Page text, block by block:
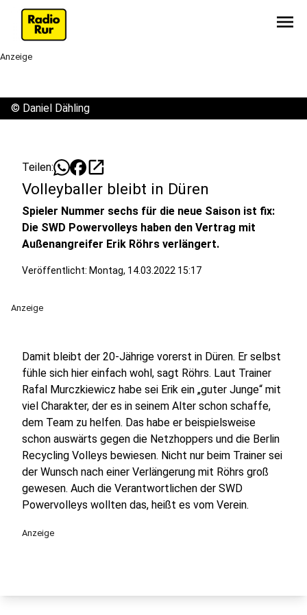
menu
Anzeige
© Daniel Dähling
Teilen: open_in_new
Volleyballer bleibt in Düren
Spieler Nummer sechs für die neue Saison ist fix:
Die SWD Powervolleys haben den Vertrag mit
Außenangreifer Erik Röhrs verlängert.
Veröffentlicht: Montag, 14.03.2022 15:17
Anzeige
Damit bleibt der 20-Jährige vorerst in Düren. Er selbst
fühle sich hier einfach wohl, sagt Röhrs. Laut Trainer
Rafal Murczkiewicz habe sei Erik ein „guter Junge“ mit
viel Charakter, der es in seinem Alter schon schaffe,
dem Team zu helfen. Das habe er beispielsweise
schon auswärts gegen die Netzhoppers und die Berlin
Recycling Volleys bewiesen. Nicht nur beim Trainer sei
der Wunsch nach einer Verlängerung mit Röhrs groß
gewesen. Auch die Verantwortlichen der SWD
Powervolleys wollten das, heißt es vom Verein.
Anzeige